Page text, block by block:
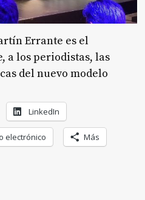
Errante es el
a los periodistas, las
del nuevo modelo
LinkedIn
electrónico Más